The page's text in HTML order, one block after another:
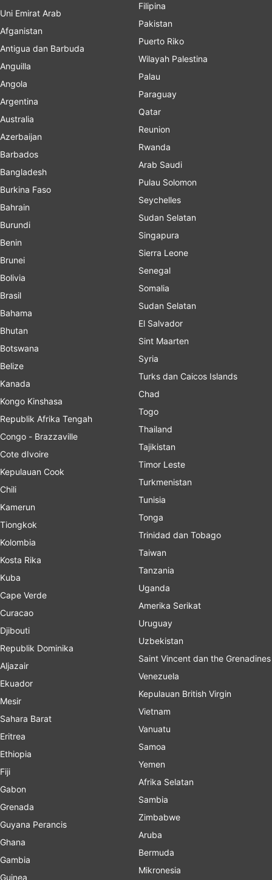
Uni Emirat Arab
Afganistan
Antigua dan Barbuda
Anguilla
Angola
Argentina
Australia
Azerbaijan
Barbados
Bangladesh
Burkina Faso
Bahrain
Burundi
Benin
Brunei
Bolivia
Brasil
Bahama
Bhutan
Botswana
Belize
Kanada
Kongo Kinshasa
Republik Afrika Tengah
Congo - Brazzaville
Cote dIvoire
Kepulauan Cook
Chili
Kamerun
Tiongkok
Kolombia
Kosta Rika
Kuba
Cape Verde
Curacao
Djibouti
Republik Dominika
Aljazair
Ekuador
Mesir
Sahara Barat
Eritrea
Ethiopia
Fiji
Gabon
Grenada
Guyana Perancis
Ghana
Gambia
Guinea
Filipina
Pakistan
Puerto Riko
Wilayah Palestina
Palau
Paraguay
Qatar
Reunion
Rwanda
Arab Saudi
Pulau Solomon
Seychelles
Sudan Selatan
Singapura
Sierra Leone
Senegal
Somalia
Sudan Selatan
El Salvador
Sint Maarten
Syria
Turks dan Caicos Islands
Chad
Togo
Thailand
Tajikistan
Timor Leste
Turkmenistan
Tunisia
Tonga
Trinidad dan Tobago
Taiwan
Tanzania
Uganda
Amerika Serikat
Uruguay
Uzbekistan
Saint Vincent dan the Grenadines
Venezuela
Kepulauan British Virgin
Vietnam
Vanuatu
Samoa
Yemen
Afrika Selatan
Sambia
Zimbabwe
Aruba
Bermuda
Mikronesia